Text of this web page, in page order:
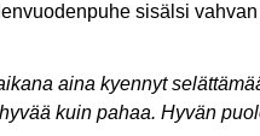
sisälsi
aina kyennyt
kuin pahaa. Hyvän